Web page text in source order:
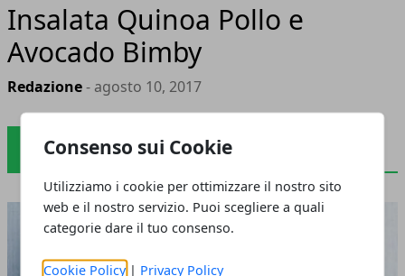
Consenso sui Cookie
Utilizziamo i cookie per ottimizzare il nostro sito
web e il nostro servizio. Puoi scegliere a quali
categorie dare il tuo consenso.
Cookie Policy | Privacy Policy
Insalata Quinoa Pollo e
Avocado Bimby
Redazione- agosto 10, 2017
RICETTE DIETETICHE BIMBY